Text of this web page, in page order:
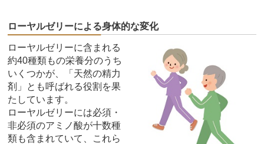
ローヤルゼリーによる身体的な変化
ローヤルゼリーに含まれる
約40種類もの栄養分のうち
いくつかが、「天然の精力
剤」とも呼ばれる役割を果
たしています。
ローヤルゼリーには必須・
非必須のアミノ酸が十数種
類も含まれていて、これら